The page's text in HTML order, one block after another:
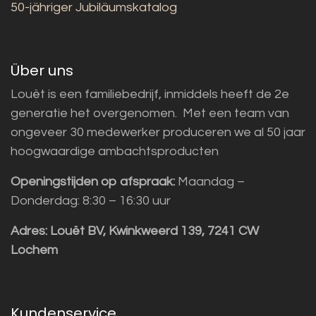
50-jähriger Jubiläumskatalog
Über uns
Louët is een familiebedrijf, inmiddels heeft de 2e
generatie het overgenomen. Met een team van
ongeveer 30 medewerker produceren we al 50 jaar
hoogwaardige ambachtsproducten
Openingstijden op afspraak: Maandag –
Donderdag: 8:30 – 16:30 uur
Adres: Louët BV, Kwinkweerd 139, 7241 CW
Lochem